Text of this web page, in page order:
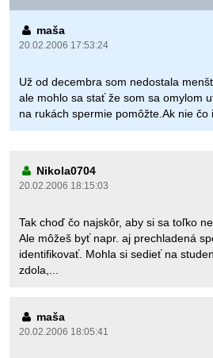
maša
20.02.2006 17:53:24
Už od decembra som nedostala
ale mohlo sa stať že som sa omylom
na rukách spermie pomôžte.Ak nie čo
Nikola0704
20.02.2006 18:15:03
Tak choď čo najskôr, aby si sa toľko
Ale môžeš byť napr. aj prechladená
identifikovať. Mohla si sedieť na
zdola,...
maša
20.02.2006 18:05:41